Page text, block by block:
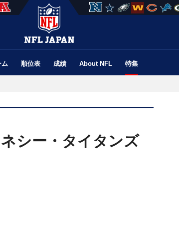
ム 順位表 成績 About NFL 特集
シー・タイタンズ